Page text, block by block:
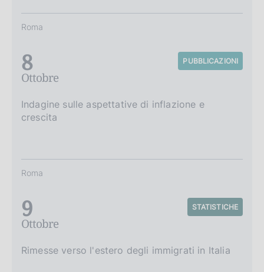
Roma
8
Ottobre
PUBBLICAZIONI
Indagine sulle aspettative di inflazione e
crescita
Roma
9
Ottobre
STATISTICHE
Rimesse verso l'estero degli immigrati in Italia